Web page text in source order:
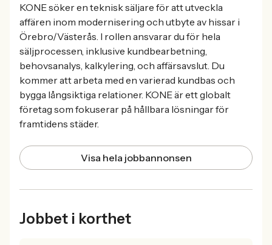
KONE söker en teknisk säljare för att utveckla
affären inom modernisering och utbyte av hissar i
Örebro/Västerås. I rollen ansvarar du för hela
säljprocessen, inklusive kundbearbetning,
behovsanalys, kalkylering, och affärsavslut. Du
kommer att arbeta med en varierad kundbas och
bygga långsiktiga relationer. KONE är ett globalt
företag som fokuserar på hållbara lösningar för
framtidens städer.
Visa hela jobbannonsen
Jobbet i korthet